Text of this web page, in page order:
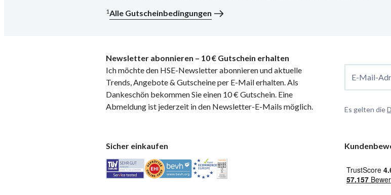
1Alle Gutscheinbedingungen
Newsletter abonnieren – 10 € Gutschein erhalten
Ich möchte den HSE-Newsletter abonnieren und aktuelle
Trends, Angebote & Gutscheine per E-Mail erhalten. Als
Dankeschön bekommen Sie einen 10 € Gutschein. Eine
Abmeldung ist jederzeit in den Newsletter-E-Mails möglich.
E-Mail-
Es gelten die
Sicher einkaufen